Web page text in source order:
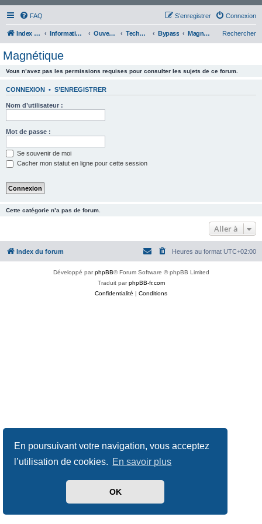
En poursuivant votre navigation, vous acceptez
l’utilisation de cookies. En savoir plus
OK
FAQ Connexion
S’enregistrer
Index du forum Information Générale Ouverture fine Technique Bypass Magnétique Rechercher
Magnétique
Vous n’avez pas les permissions requises pour consulter les sujets de ce forum.
CONNEXION • S’ENREGISTRER
Nom d’utilisateur :
Mot de passe :
Se souvenir de moi
Cacher mon statut en ligne pour cette session
Cette catégorie n’a pas de forum.
Aller à
Index du forum Heures au format UTC+02:00
Développé parphpBB® Forum Software © phpBB Limited
Traduit parphpBB-fr.com
Confidentialité | Conditions